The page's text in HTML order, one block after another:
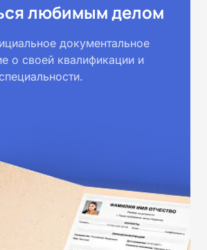
любимым делом
документальное
о своей квалификации и